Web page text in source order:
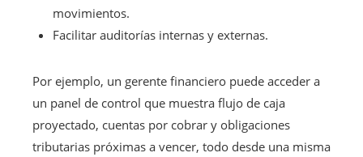
movimientos.
Facilitar auditorías internas y externas.
Por ejemplo, un gerente financiero puede acceder a
un panel de control que muestra flujo de caja
proyectado, cuentas por cobrar y obligaciones
tributarias próximas a vencer, todo desde una misma